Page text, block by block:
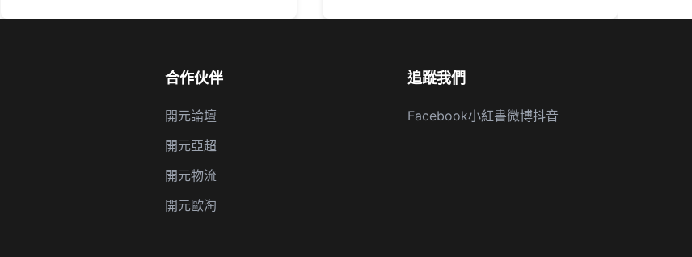
合作伙伴
開元論壇
開元亞超
開元物流
開元歐淘
追蹤我們
Facebook小紅書微博抖音